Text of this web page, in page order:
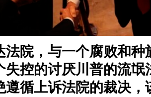
法院，与一个腐败和种
失控的讨厌川普的流氓
遵循上诉法院的裁决，